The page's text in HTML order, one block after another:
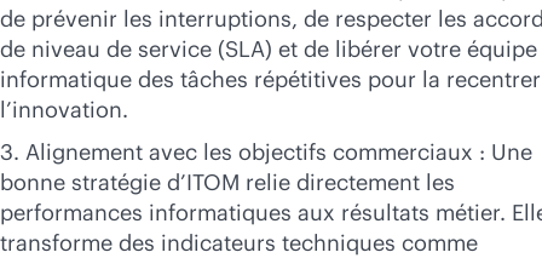
de prévenir les interruptions, de respecter les
de niveau de service (SLA) et de libérer votre équipe
informatique des tâches répétitives pour la
l’innovation.
3. Alignement avec les objectifs commerciaux : Une
bonne stratégie d’ITOM relie directement les
performances informatiques aux résultats métier.
transforme des indicateurs techniques comme